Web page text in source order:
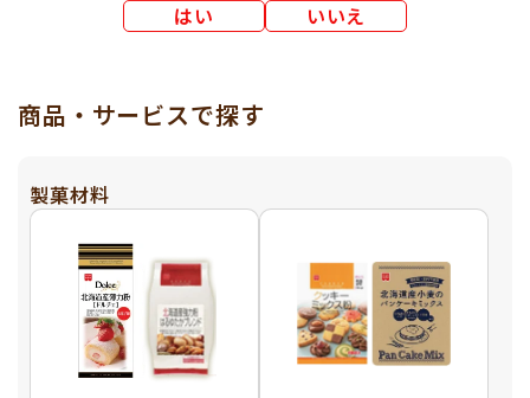
はい いいえ
商品・サービスで探す
製菓材料